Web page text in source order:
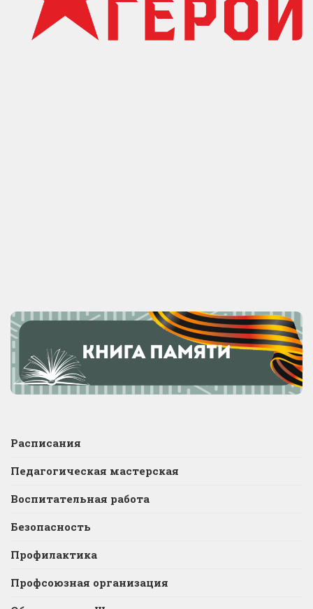
Расписания
Педагогическая мастерская
Воспитательная работа
Безопасность
Профилактика
Профсоюзная организация